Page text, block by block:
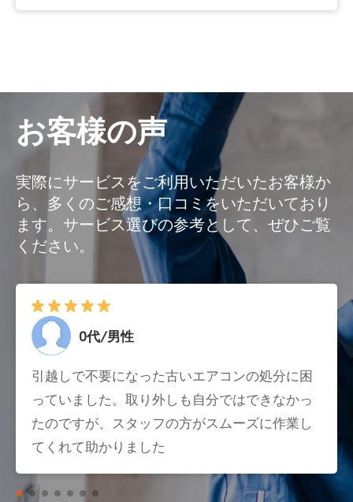
お客様の声
実際にサービスをご利用いただいたお客様か
ら、多くのご感想・口コミをいただいており
ます。サービス選びの参考として、ぜひご覧
ください。
0代/男性
引越しで不要になった古いエアコンの処分に困
っていました。取り外しも自分ではできなかっ
たのですが、スタッフの方がスムーズに作業し
てくれて助かりました